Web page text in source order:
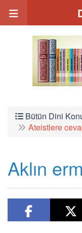
Bütün Dini
Ateistlere
Aklın